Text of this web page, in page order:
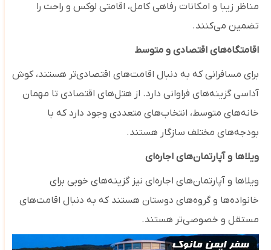
مناظر زیبا و امکانات رفاهی کامل، اقامتی لوکس و راحت را
تضمین می‌کنند.
اقامتگاه‌های اقتصادی و متوسط
برای مسافرانی که به دنبال اقامت‌های اقتصادی‌تر هستند، کوش
آداسی گزینه‌های فراوانی دارد. از هتل‌های اقتصادی تا مهمان
‌خانه‌های متوسط، انتخاب‌های متعددی وجود دارد که با
بودجه‌های مختلف سازگار هستند.
ویلاها و آپارتمان‌های اجاره‌ای
ویلاها و آپارتمان‌های اجاره‌ای نیز گزینه‌های خوبی برای
خانواده‌ها و گروه‌های دوستان هستند که به دنبال اقامت‌های
مستقل و خصوصی‌تر هستند.